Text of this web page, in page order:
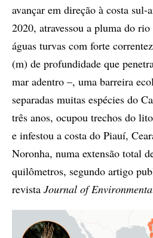
avançar em direção à costa
2020, atravessou a pluma do
águas turvas com forte
(m) de profundidade que
mar adentro –, uma barreira
separadas muitas espécies do
três anos, ocupou trechos do
e infestou a costa do Piauí,
Noronha, numa extensão total
quilômetros, segundo artigo
revista Journal of